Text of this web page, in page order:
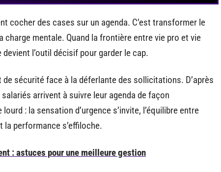
cocher des cases sur un agenda. C’est transformer le
mentale. Quand la frontière entre vie pro et vie
l’outil décisif pour garder le cap.
sécurité face à la déferlante des sollicitations. D’après
arrivent à suivre leur agenda de façon
: la sensation d’urgence s’invite, l’équilibre entre
performance s’effiloche.
: astuces pour une meilleure gestion